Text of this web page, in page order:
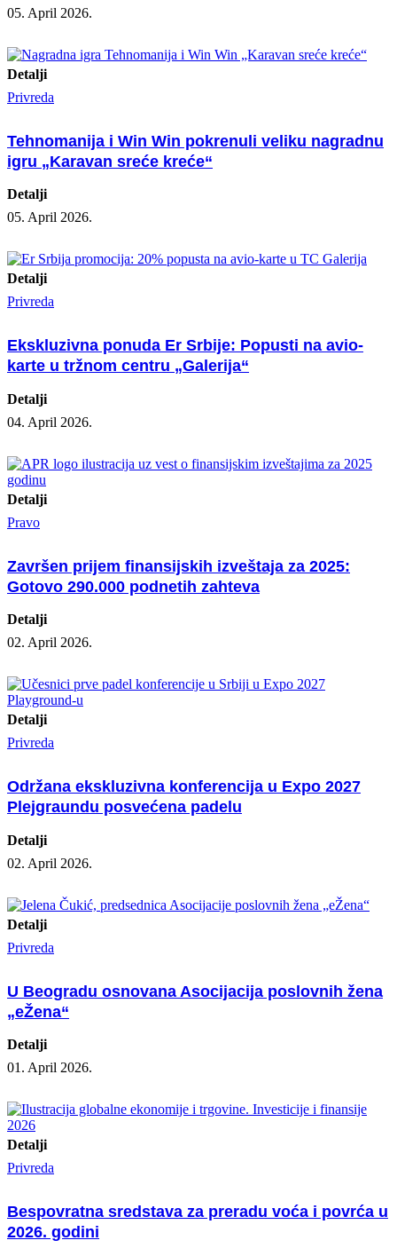
05. April 2026.
Detalji
Privreda
Tehnomanija i Win Win pokrenuli veliku nagradnu
igru „Karavan sreće kreće“
Detalji
05. April 2026.
Detalji
Privreda
Ekskluzivna ponuda Er Srbije: Popusti na avio-
karte u tržnom centru „Galerija“
Detalji
04. April 2026.
Detalji
Pravo
Završen prijem finansijskih izveštaja za 2025:
Gotovo 290.000 podnetih zahteva
Detalji
02. April 2026.
Detalji
Privreda
Održana ekskluzivna konferencija u Expo 2027
Plejgraundu posvećena padelu
Detalji
02. April 2026.
Detalji
Privreda
U Beogradu osnovana Asocijacija poslovnih žena
„eŽena“
Detalji
01. April 2026.
Detalji
Privreda
Bespovratna sredstava za preradu voća i povrća u
2026. godini